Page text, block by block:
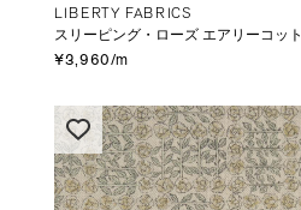
LIBERTY FABRICS
スリーピング・ローズ エアリーコット
¥3,960/m